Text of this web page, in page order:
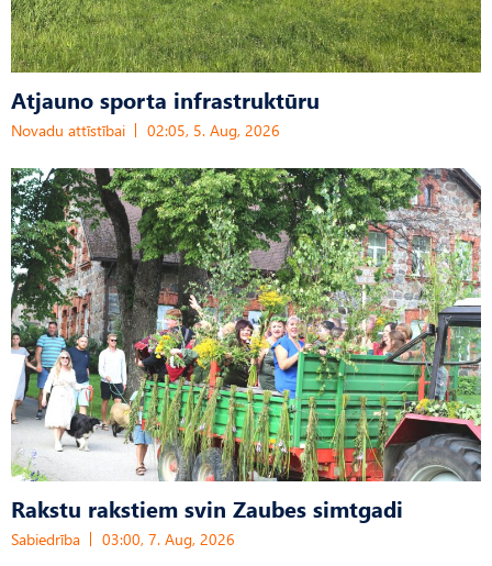
Atjauno sporta infrastruktūru
Novadu attīstībai 02:05, 5. Aug, 2026
Rakstu rakstiem svin Zaubes simtgadi
Sabiedrība 03:00, 7. Aug, 2026